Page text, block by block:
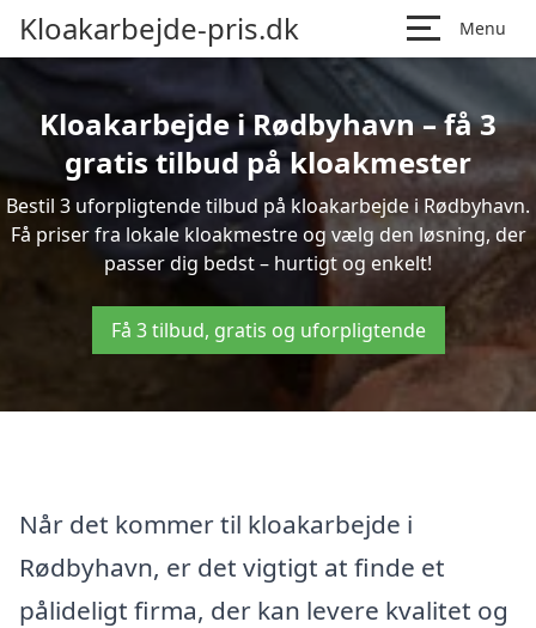
Kloakarbejde-pris.dk Menu
Kloakarbejde i Rødbyhavn – få 3
gratis tilbud på kloakmester
Bestil 3 uforpligtende tilbud på kloakarbejde i Rødbyhavn.
Få priser fra lokale kloakmestre og vælg den løsning, der
passer dig bedst – hurtigt og enkelt!
Få 3 tilbud, gratis og uforpligtende
Når det kommer til kloakarbejde i
Rødbyhavn, er det vigtigt at finde et
pålideligt firma, der kan levere kvalitet og